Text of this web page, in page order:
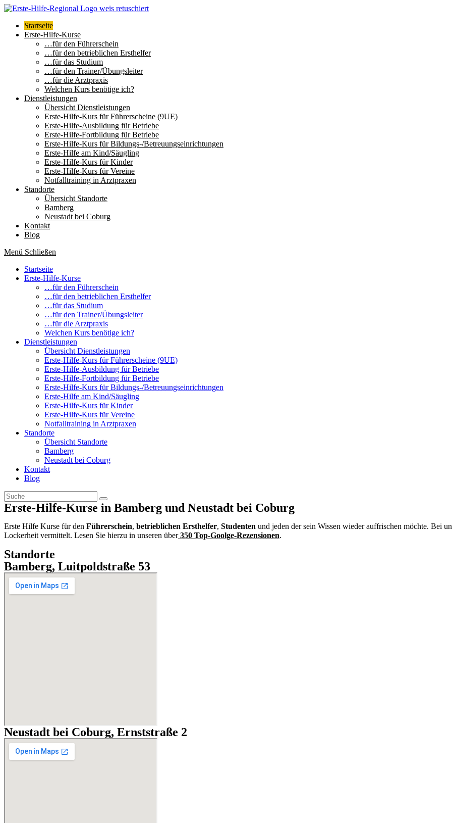
Zum
springenStartseite
Erste-Hilfe-Kurse
…für den Führerschein
…für den betrieblichen Ersthelfer
…für das Studium
…für den Trainer/Übungsleiter
…für die Arztpraxis
Welchen Kurs benötige ich?
Dienstleistungen
Übersicht Dienstleistungen
Erste-Hilfe-Kurs für Führerscheine (9UE)
Erste-Hilfe-Ausbildung für Betriebe
Erste-Hilfe-Fortbildung für Betriebe
Erste-Hilfe-Kurs für Bildungs-/Betreuungseinrichtungen
Erste-Hilfe am Kind/Säugling
Erste-Hilfe-Kurs für Kinder
Erste-Hilfe-Kurs für Vereine
Notfalltraining in Arztpraxen
Standorte
Übersicht Standorte
Bamberg
Neustadt bei Coburg
Kontakt
Blog
Menü Schließen
Startseite
Erste-Hilfe-Kurse
…für den Führerschein
…für den betrieblichen Ersthelfer
…für das Studium
…für den Trainer/Übungsleiter
…für die Arztpraxis
Welchen Kurs benötige ich?
Dienstleistungen
Übersicht Dienstleistungen
Erste-Hilfe-Kurs für Führerscheine (9UE)
Erste-Hilfe-Ausbildung für Betriebe
Erste-Hilfe-Fortbildung für Betriebe
Erste-Hilfe-Kurs für Bildungs-/Betreuungseinrichtungen
Erste-Hilfe am Kind/Säugling
Erste-Hilfe-Kurs für Kinder
Erste-Hilfe-Kurs für Vereine
Notfalltraining in Arztpraxen
Standorte
Übersicht Standorte
Bamberg
Neustadt bei Coburg
Kontakt
Blog
Erste-Hilfe-Kurse in Bamberg und Neustadt bei Coburg
Erste Hilfe Kurse für den Führerschein, betrieblichen Ersthelfer, Studenten und jeden der sein Wissen wieder auffrischen möchte. Bei
Lockerheit vermittelt. Lesen Sie hierzu in unseren über350 Top-Goolge-Rezensionen.
Standorte
Bamberg, Luitpoldstraße 53
Neustadt bei Coburg, Ernststraße 2